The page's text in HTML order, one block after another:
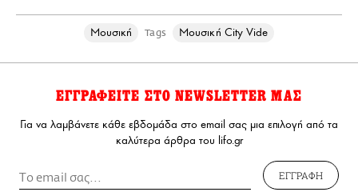
Μουσική Tags Μουσική City Vide
ΕΓΓΡΑΦΕΙΤΕ ΣΤΟ NEWSLETTER ΜΑΣ
Για να λαμβάνετε κάθε εβδομάδα στο email σας μια επιλογή από τα
καλύτερα άρθρα του lifo.gr
ΕΓΓΡΑΦΗ